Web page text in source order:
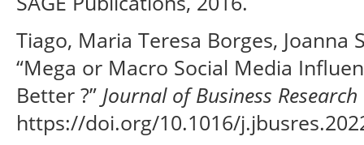
Tiago, Maria Teresa Borges, Joanna
“Mega or Macro Social Media
Better ?” Journal of Business Research
https://doi.org/10.1016/